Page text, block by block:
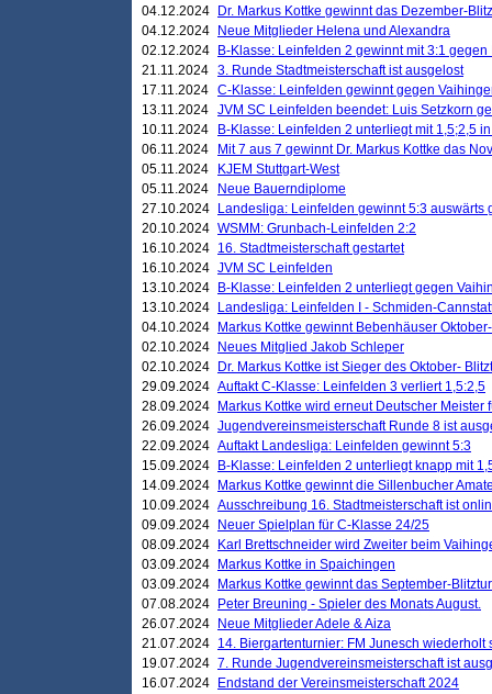
04.12.2024
Dr. Markus Kottke gewinnt das Dezember-
04.12.2024
Neue Mitglieder Helena und Alexandra
02.12.2024
B-Klasse: Leinfelden 2 gewinnt mit 3:1
21.11.2024 3. Runde Stadtmeisterschaft ist ausgelost
17.11.2024 C-Klasse: Leinfelden gewinnt gegen
13.11.2024 JVM SC Leinfelden beendet: Luis Setzkorn
10.11.2024
B-Klasse: Leinfelden 2 unterliegt mit 1,5;2,5
06.11.2024
Mit 7 aus 7 gewinnt Dr. Markus Kottke das
05.11.2024
KJEM Stuttgart-West
05.11.2024
Neue Bauerndiplome
27.10.2024
Landesliga: Leinfelden gewinnt 5:3 auswärts
20.10.2024 WSMM: Grunbach-Leinfelden 2:2
16.10.2024 16. Stadtmeisterschaft gestartet
16.10.2024 JVM SC Leinfelden
13.10.2024
B-Klasse: Leinfelden 2 unterliegt gegen
13.10.2024
Landesliga: Leinfelden I - Schmiden-
04.10.2024
Markus Kottke gewinnt Bebenhäuser
02.10.2024
Neues Mitglied Jakob Schleper
02.10.2024
Dr. Markus Kottke ist Sieger des Oktober-
29.09.2024 Auftakt C-Klasse: Leinfelden 3 verliert 1,5:2,5
28.09.2024
Markus Kottke wird erneut Deutscher Meister
26.09.2024 Jugendvereinsmeisterschaft Runde 8 ist
22.09.2024 Auftakt Landesliga: Leinfelden gewinnt 5:3
15.09.2024
B-Klasse: Leinfelden 2 unterliegt knapp mit
14.09.2024
Markus Kottke gewinnt die Sillenbucher
10.09.2024 Ausschreibung 16. Stadtmeisterschaft ist
09.09.2024
Neuer Spielplan für C-Klasse 24/25
08.09.2024
Karl Brettschneider wird Zweiter beim
03.09.2024
Markus Kottke in Spaichingen
03.09.2024
Markus Kottke gewinnt das September-
07.08.2024
Peter Breuning - Spieler des Monats August.
26.07.2024
Neue Mitglieder Adele & Aiza
21.07.2024 14. Biergartenturnier: FM Junesch wiederholt
19.07.2024 7. Runde Jugendvereinsmeisterschaft ist
16.07.2024
Endstand der Vereinsmeisterschaft 2024